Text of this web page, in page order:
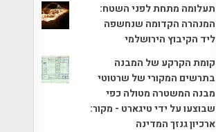
תעלומה מתחת לפני השטח:
המנהרה הקדומה שנחשפה
ליד הקיבוץ הירושלמי
קומת הקרקע של המבנה
בתרשים המקורי של שרטוטי
מבנה המשטרה מטולה כפי
שבוצעו על ידי טיגארט - מקור:
ארכיון גנזך המדינה